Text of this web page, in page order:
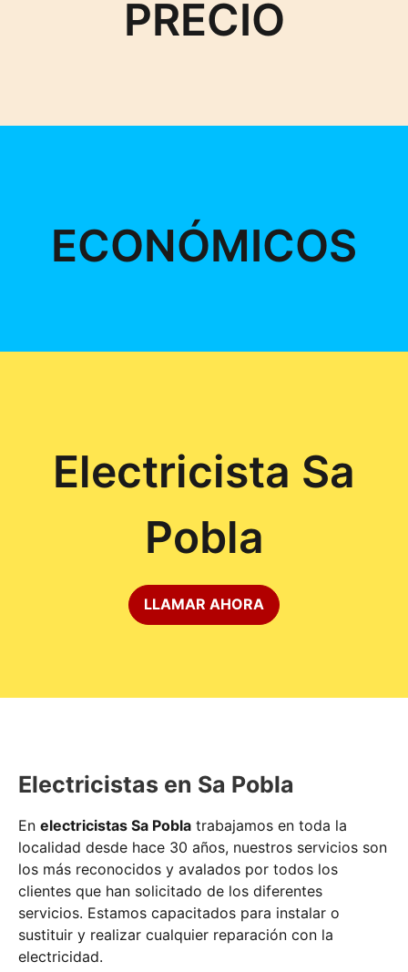
PRECIO
ECONÓMICOS
Electricista Sa
Pobla
LLAMAR AHORA
Electricistas en Sa Pobla
En electricistas Sa Pobla trabajamos en toda la
localidad desde hace 30 años, nuestros servicios son
los más reconocidos y avalados por todos los
clientes que han solicitado de los diferentes
servicios. Estamos capacitados para instalar o
sustituir y realizar cualquier reparación con la
electricidad.